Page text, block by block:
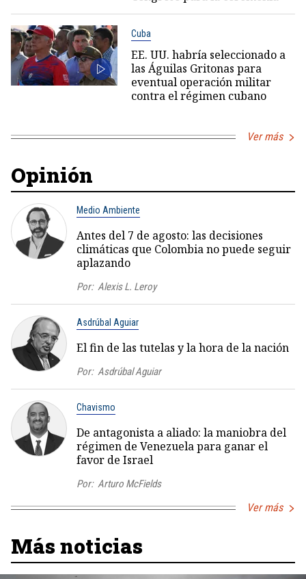
Cuba
EE. UU. habría seleccionado a
las Águilas Gritonas para
eventual operación militar
contra el régimen cubano
Ver más
Opinión
Medio Ambiente
Antes del 7 de agosto: las decisiones
climáticas que Colombia no puede seguir
aplazando
Por: Alexis L. Leroy
Asdrúbal Aguiar
El fin de las tutelas y la hora de la nación
Por: Asdrúbal Aguiar
Chavismo
De antagonista a aliado: la maniobra del
régimen de Venezuela para ganar el
favor de Israel
Por: Arturo McFields
Ver más
Más noticias